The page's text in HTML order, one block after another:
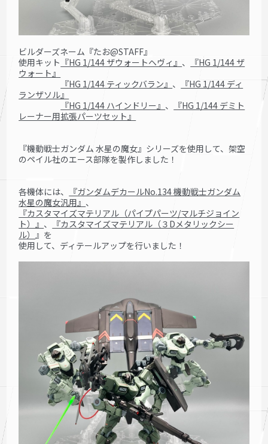
ビルダーズネーム『たお@STAFF』
使用キット 『HG 1/144 ザウォートヘヴィ』 、
『HG 1/144 ザ
ウォート』
『HG 1/144 ティックバラン』 、
『HG 1/144 ディ
ランザソル』
『HG 1/144 ハインドリー』 、
『HG 1/144 デミト
レーナー用拡張パーツセット』
『機動戦士ガンダム 水星の魔女』シリーズを使用して、架空
のペイル社のエース部隊を製作しました！
各機体には、
『ガンダムデカールNo.134 機動戦士ガンダム
水星の魔女汎用』 、
『カスタマイズマテリアル（パイプパーツ/マルチジョイン
ト）』 、
『カスタマイズマテリアル（３Dメタリックシー
ル）
』 を
使用して、ディテールアップを行いました！